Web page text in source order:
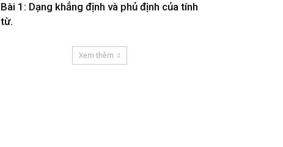
Bài 1: Dạng khẳng định và phủ định của tính
từ.
Xem thêm